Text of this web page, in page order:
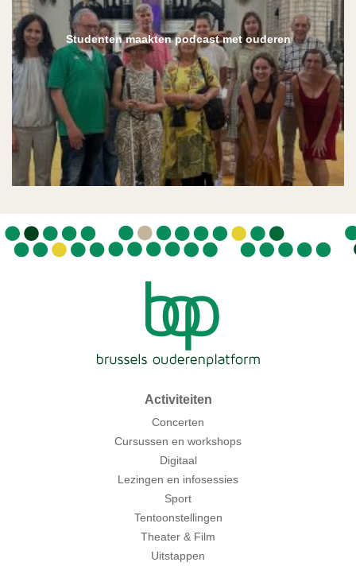
Studenten maakten podcast met ouderen
Activiteiten
Concerten
Cursussen en workshops
Digitaal
Lezingen en infosessies
Sport
Tentoonstellingen
Theater & Film
Uitstappen